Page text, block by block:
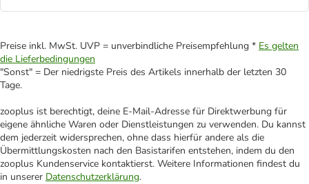
Preise inkl. MwSt. UVP = unverbindliche Preisempfehlung * Es gelten
die Lieferbedingungen
"Sonst" = Der niedrigste Preis des Artikels innerhalb der letzten 30
Tage.
zooplus ist berechtigt, deine E-Mail-Adresse für Direktwerbung für
eigene ähnliche Waren oder Dienstleistungen zu verwenden. Du kannst
dem jederzeit widersprechen, ohne dass hierfür andere als die
Übermittlungskosten nach den Basistarifen entstehen, indem du den
zooplus Kundenservice kontaktierst. Weitere Informationen findest du
in unserer Datenschutzerklärung.